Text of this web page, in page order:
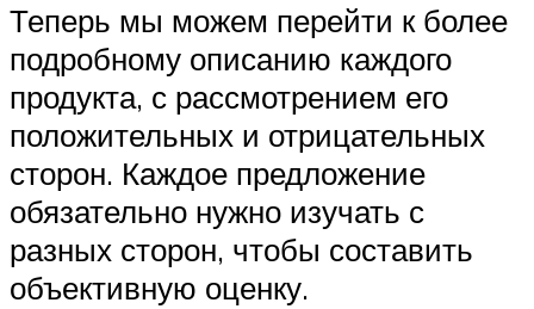
Теперь мы можем перейти к более
подробному описанию каждого
продукта, с рассмотрением его
положительных и отрицательных
сторон. Каждое предложение
обязательно нужно изучать с
разных сторон, чтобы составить
объективную оценку.